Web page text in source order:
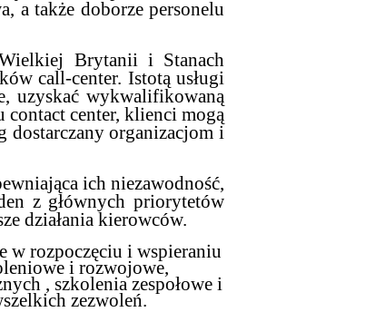
a także doborze personelu
Brytanii i Stanach
call-center. Istotą usługi
uzyskać wykwalifikowaną
contact center, klienci mogą
dostarczany organizacjom i
ich niezawodność,
z głównych priorytetów
działania kierowców.
w rozpoczęciu i wspieraniu
i rozwojowe,
, szkolenia zespołowe i
zezwoleń.